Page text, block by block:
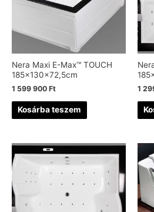
Nera Maxi E-Max™ TOUCH
185x130x72,5cm
1 599 900 Ft
Kosárba teszem
1